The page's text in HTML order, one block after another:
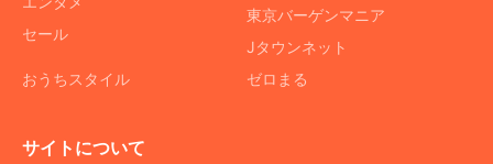
セール
おうちスタイル
東京バーゲンマニア
Jタウンネット
ゼロまる
サイトについて